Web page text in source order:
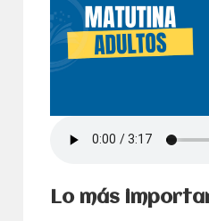
Lo más